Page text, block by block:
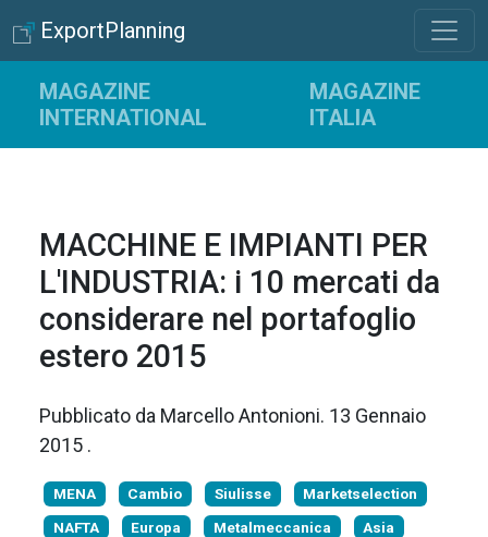
ExportPlanning
MAGAZINE
INTERNATIONAL
MAGAZINE
ITALIA
MACCHINE E IMPIANTI PER
L'INDUSTRIA: i 10 mercati da
considerare nel portafoglio
estero 2015
Pubblicato da Marcello Antonioni. 13 Gennaio
2015 .
MENA Cambio Siulisse
Marketselection
NAFTA
Europa Metalmeccanica
Asia